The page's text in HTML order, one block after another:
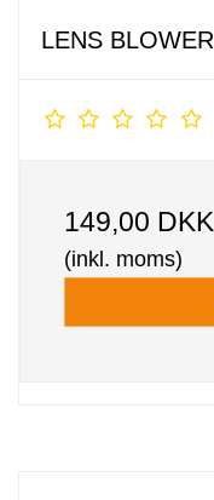
LENS BLOWER
149,00 DKK
(inkl. moms)